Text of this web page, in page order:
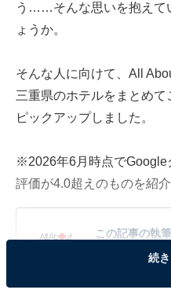
う……そんな思いを抱えて
ょうか。
そんな人に向けて、All
三重県のホテルをまとめ
ピックアップしました。
※2026年6月時点でGoogle
評価が4.0超えのものを紹
この記事の執筆
Amazonのセール商品から売れ
続